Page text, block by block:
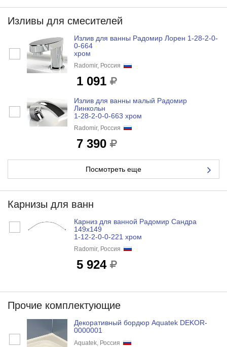
Изливы для смесителей
Излив для ванны Радомир Лорен 1-28-2-0-
0-664
хром
Radomir, Россия
1 091
Излив для ванны малый Радомир
Линкольн
1-28-2-0-0-663 хром
Radomir, Россия
7 390
Посмотреть еще
Карнизы для ванн
Карниз для ванной Радомир Сандра
149х149
1-12-2-0-0-221 хром
Radomir, Россия
5 924
Прочие комплектующие
Декоративный бордюр Aquatek DEKOR-
0000001
Aquatek, Россия